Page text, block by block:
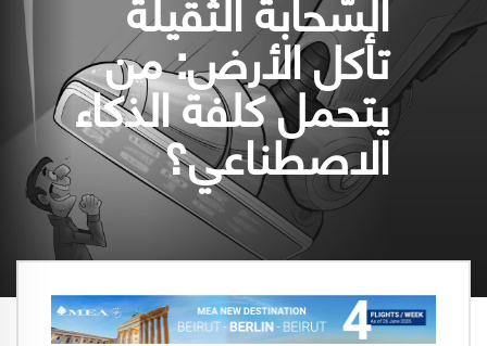
تأكل الأرض: من
يتحمل كلفة الذكاء
الاصطناعي؟